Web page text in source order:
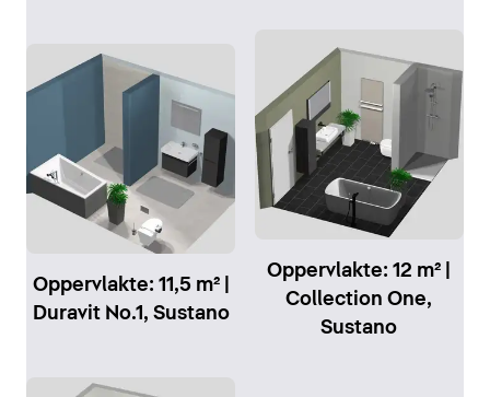
Oppervlakte: 11,5 m² |
Duravit No.1, Sustano
Oppervlakte: 12 m² |
Collection One,
Sustano